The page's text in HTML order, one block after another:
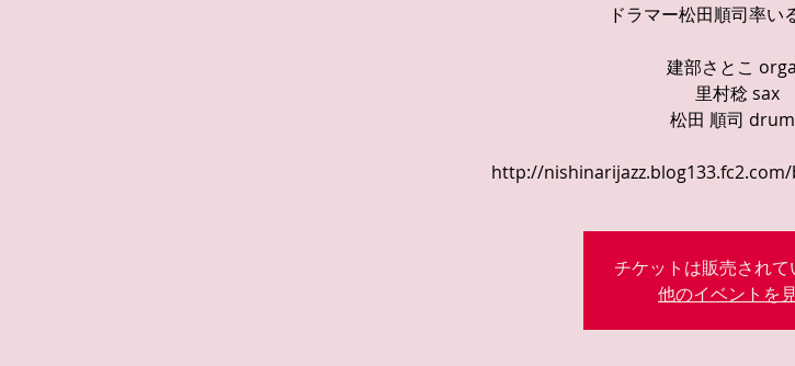
ドラマー松田順司率い
建部さとこ
里村稔 sax
松田 順司
http://
チケットは販売されて
他のイベントを